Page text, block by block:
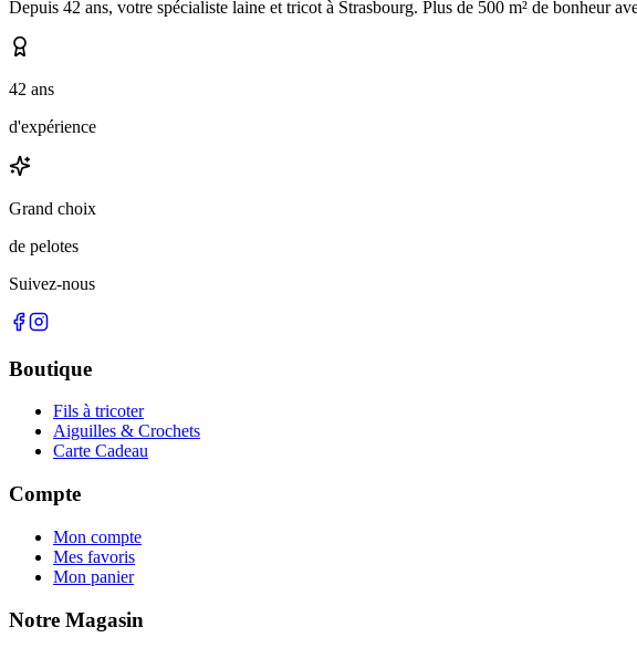
Depuis 42 ans, votre spécialiste laine et tricot à Strasbourg. Plus de 500 m² de bonheur
42 ans
d'expérience
Grand choix
de pelotes
Suivez-nous
Boutique
Fils à tricoter
Aiguilles & Crochets
Carte Cadeau
Compte
Mon compte
Mes favoris
Mon panier
Notre Magasin